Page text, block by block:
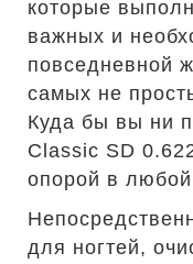
которые
важных и
повседневной
самых не
Куда бы вы ни
Classic SD
опорой в любой
для ногтей,